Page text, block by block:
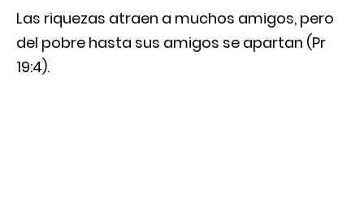
Las riquezas atraen a muchos amigos, pero
del pobre hasta sus amigos se apartan (Pr
19:4).